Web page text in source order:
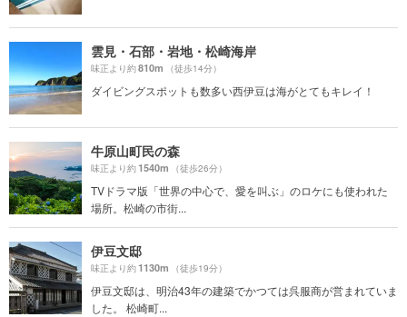
雲見・石部・岩地・松崎海岸
味正より約810m （徒歩14分）
ダイビングスポットも数多い西伊豆は海がとてもキレイ！
牛原山町民の森
味正より約1540m （徒歩26分）
TVドラマ版「世界の中心で、愛を叫ぶ」のロケにも使われた
場所。松崎の市街...
伊豆文邸
味正より約1130m （徒歩19分）
伊豆文邸は、明治43年の建築でかつては呉服商が営まれていま
した。 松崎町...